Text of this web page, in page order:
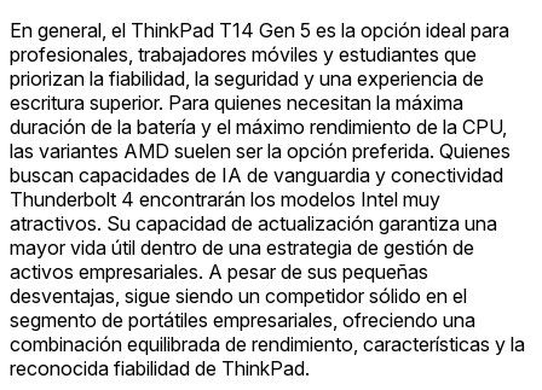
En general, el ThinkPad T14 Gen 5 es la opción ideal para
profesionales, trabajadores móviles y estudiantes que
priorizan la fiabilidad, la seguridad y una experiencia de
escritura superior. Para quienes necesitan la máxima
duración de la batería y el máximo rendimiento de la CPU,
las variantes AMD suelen ser la opción preferida. Quienes
buscan capacidades de IA de vanguardia y conectividad
Thunderbolt 4 encontrarán los modelos Intel muy
atractivos. Su capacidad de actualización garantiza una
mayor vida útil dentro de una estrategia de gestión de
activos empresariales. A pesar de sus pequeñas
desventajas, sigue siendo un competidor sólido en el
segmento de portátiles empresariales, ofreciendo una
combinación equilibrada de rendimiento, características y la
reconocida fiabilidad de ThinkPad.